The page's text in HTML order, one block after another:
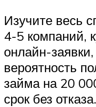
Изучите весь
4-5 компаний,
онлайн-
вероятность
займа на 20
срок без отказа.